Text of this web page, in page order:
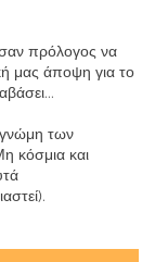
πρόλογος να
μας άποψη για το
των
κόσμια και